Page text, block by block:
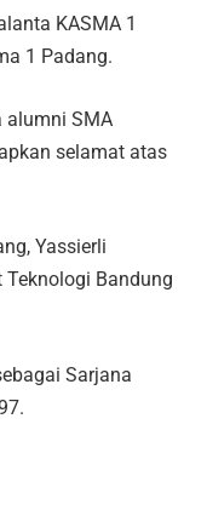
KASMA 1
1 Padang.
alumni SMA
selamat atas
Yassierli
Bandung
Sarjana